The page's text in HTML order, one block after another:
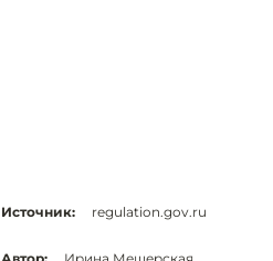
Источник: regulation.gov.ru